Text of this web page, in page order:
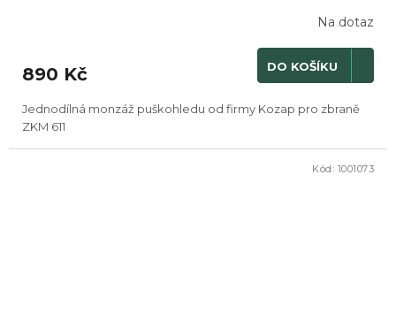
Na dotaz
890 Kč DO KOŠÍKU
Jednodílná monzáž puškohledu od firmy Kozap pro zbraně
ZKM 611
Kód: 1001073